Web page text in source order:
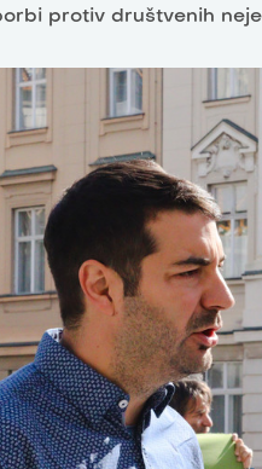
protiv društvenih